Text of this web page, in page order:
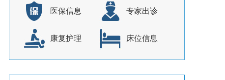
医保信息 专家出诊
康复护理 床位信息